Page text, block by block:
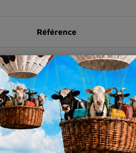
Référence
AFOBTRANCHE0
AFOBTRANCHN0